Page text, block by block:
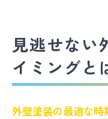
外壁塗装10
塗り替えタ
ック項目
外壁塗装を長持
見逃せない
イミングと
外壁塗装の最適な時